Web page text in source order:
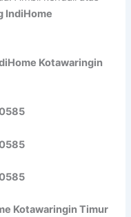
IndiHome
Kotawaringin
Kotawaringin Timur